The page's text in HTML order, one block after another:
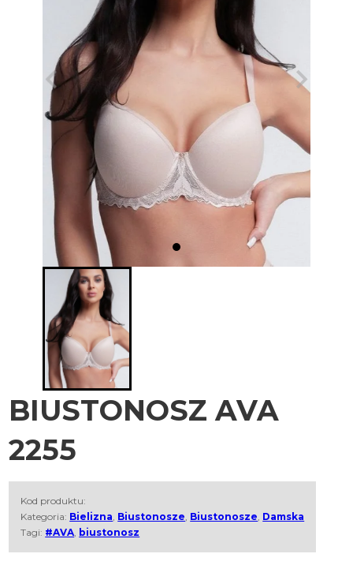
BIUSTONOSZ AVA
2255
Kod produktu:
Kategoria: Bielizna Biustonosze Biustonosze Damska
Tagi: #AVA biustonosz